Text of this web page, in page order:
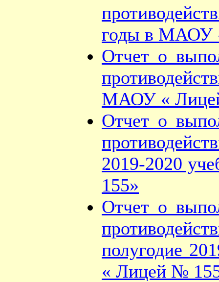
годы в МАОУ
Отчет о
МАОУ «
Отчет о
2019-2020
155»
Отчет о
полугодие
« Лицей №